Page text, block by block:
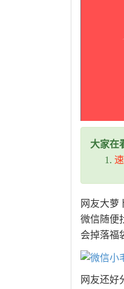
大家在
网友大萝
微信随便
会掉落福
网友还好